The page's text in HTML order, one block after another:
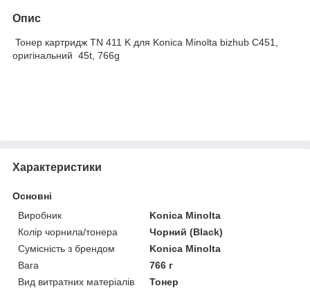
Опис
Toнер картридж TN 411 K для Konica Minolta bizhub C451,
оригінальний 45t, 766g
Характеристики
Основні
Виробник
Konica Minolta
Колір чорнила/тонера
Чорний (Black)
Сумісність з брендом
Konica Minolta
Вага
766 г
Вид витратних матеріалів
Тонер